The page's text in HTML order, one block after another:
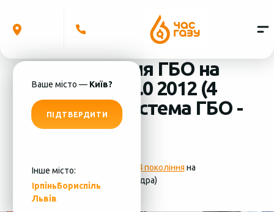
Ваше місто — Київ?
ПІДТВЕРДИТИ
Інше місто:
ІрпіньБориспіль
Львів
Встановлення ГБО на
Dodge Dart 2.0 2012 (4
циліндра) система ГБО -
MRC
Фотографії установки ГБО 4 покоління на
Dodge Dart 2.0 2012 (4 циліндра)